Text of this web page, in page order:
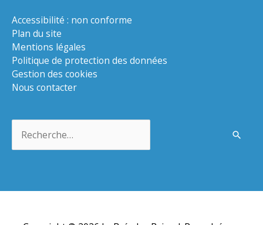
Accessibilité : non conforme
Plan du site
Mentions légales
Politique de protection des données
Gestion des cookies
Nous contacter